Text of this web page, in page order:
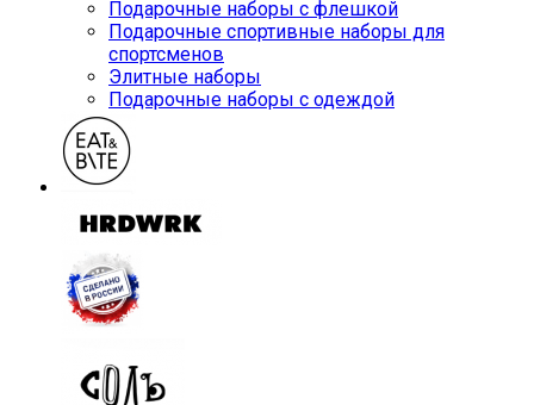
Подарочные наборы с флешкой
Подарочные спортивные наборы для
спортсменов
Элитные наборы
Подарочные наборы с одеждой